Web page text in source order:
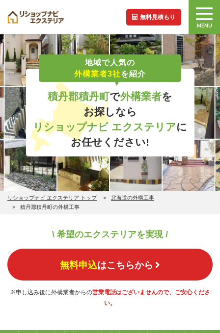
無料見積もり
MENU
地域で人気の
外構業者3社を紹介
積丹郡積丹町で外構業者を
お探しなら
リショップナビ エクステリアに
お任せください!
リショップナビ エクステリア トップ
北海道の外構工事
積丹郡積丹町の外構工事
\ 希望のエクステリアを実現 /
無料申込はこちらから
※申し込み後に外構業者からの営業電話はございませんので、ご安心くださ
い。